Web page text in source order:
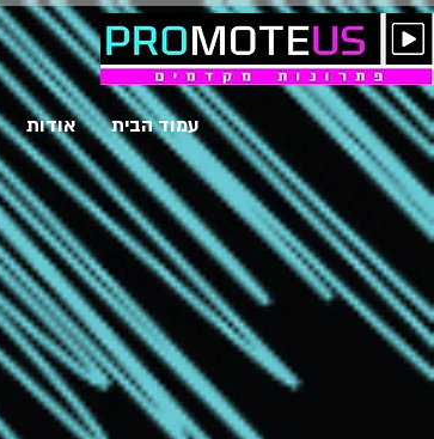
עמוד הבית אודות